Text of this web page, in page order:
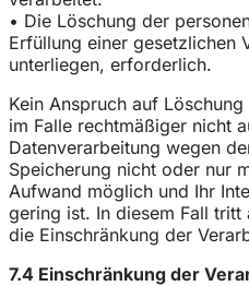
• Die Löschung der
Erfüllung einer gesetzlichen
unterliegen, erforderlich.
Kein Anspruch auf
im Falle rechtmäßiger nicht
Datenverarbeitung wegen
Speicherung nicht oder nur
Aufwand möglich und Ihr
gering ist. In diesem Fall tritt
die Einschränkung der
7.4 Einschränkung der